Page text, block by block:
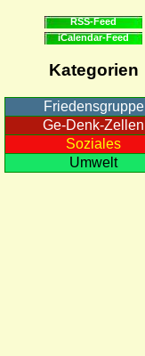
RSS-Feed
iCalendar-Feed
Kategorien
Friedensgruppe
Ge-Denk-Zellen
Soziales
Umwelt